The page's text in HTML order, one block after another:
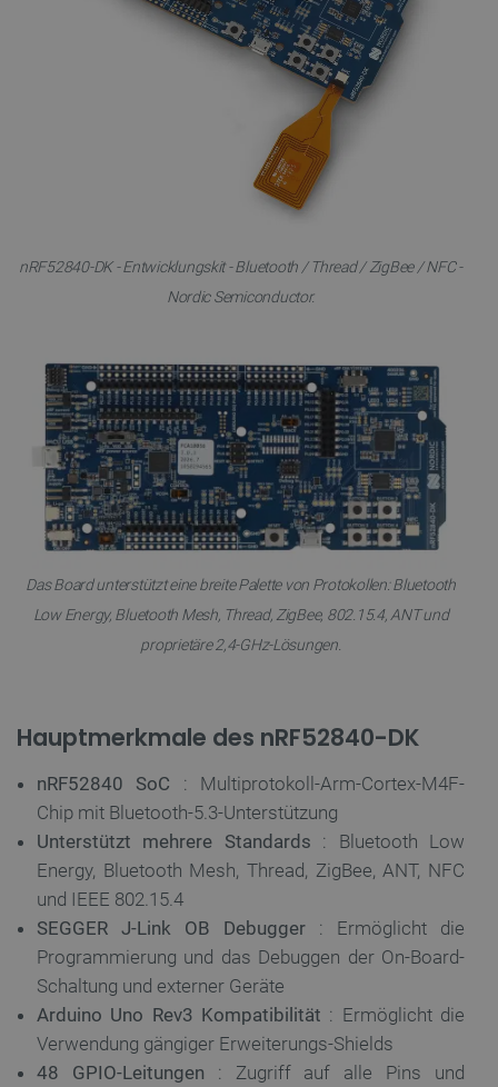
nRF52840-DK - Entwicklungskit - Bluetooth / Thread / ZigBee / NFC -
Nordic Semiconductor.
Das Board unterstützt eine breite Palette von Protokollen: Bluetooth
Low Energy, Bluetooth Mesh, Thread, ZigBee, 802.15.4, ANT und
proprietäre 2,4-GHz-Lösungen.
Hauptmerkmale des nRF52840-DK
nRF52840 SoC : Multiprotokoll-Arm-Cortex-M4F-
Chip mit Bluetooth-5.3-Unterstützung
Unterstützt mehrere Standards : Bluetooth Low
Energy, Bluetooth Mesh, Thread, ZigBee, ANT, NFC
und IEEE 802.15.4
SEGGER J-Link OB Debugger : Ermöglicht die
Programmierung und das Debuggen der On-Board-
Schaltung und externer Geräte
Arduino Uno Rev3 Kompatibilität : Ermöglicht die
Verwendung gängiger Erweiterungs-Shields
48 GPIO-Leitungen : Zugriff auf alle Pins und